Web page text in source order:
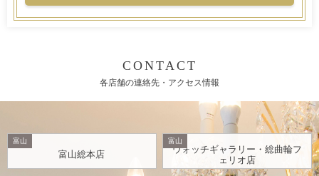
CONTACT
各店舗の連絡先・アクセス情報
富山
富山総本店
富山
ウォッチギャラリー・総曲輪フ
ェリオ店